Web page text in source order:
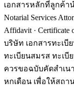
เอกสารหลักที่ลูกค้า
Notarial Services
Affidavit ·
บริษัท เอกสารทะเบี
ทะเบียนสมรส ทะเบี
ควรขอฉบับคัดสำเน
หกเดือน เพื่อให้สถา